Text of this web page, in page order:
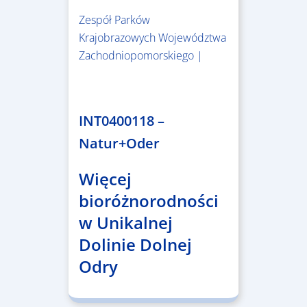
Zespół Parków
Krajobrazowych Województwa
Zachodniopomorskiego |
INT0400118 –
Natur+Oder
Więcej
bioróżnorodności
w Unikalnej
Dolinie Dolnej
Odry